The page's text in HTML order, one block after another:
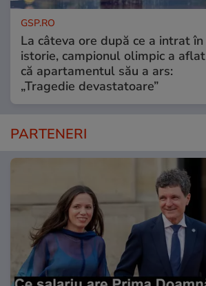
GSP.RO
La câteva ore după ce a intrat în
istorie, campionul olimpic a aflat
că apartamentul său a ars:
„Tragedie devastatoare”
PARTENERI